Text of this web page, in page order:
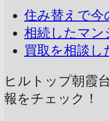
住み替えで今
相続したマン
買取を相談し
ヒルトップ朝霞
報をチェック！